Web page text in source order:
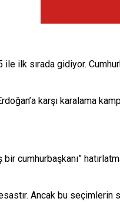
ilk sırada gidiyor.
karşı karalama
cumhurbaşkanı”
Ancak bu seçimlerin